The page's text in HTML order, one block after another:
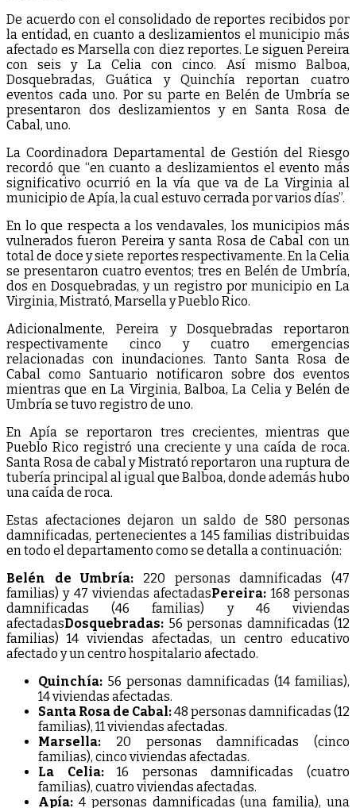
De acuerdo con el consolidado de reportes recibidos por
la entidad, en cuanto a deslizamientos el municipio más
afectado es Marsella con diez reportes. Le siguen Pereira
con seis y La Celia con cinco. Así mismo Balboa,
Dosquebradas, Guática y Quinchía reportan cuatro
eventos cada uno. Por su parte en Belén de Umbría se
presentaron dos deslizamientos y en Santa Rosa de
Cabal, uno.
La Coordinadora Departamental de Gestión del Riesgo
recordó que “en cuanto a deslizamientos el evento más
significativo ocurrió en la vía que va de La Virginia al
municipio de Apía, la cual estuvo cerrada por varios días”.
En lo que respecta a los vendavales, los municipios más
vulnerados fueron Pereira y santa Rosa de Cabal con un
total de doce y siete reportes respectivamente. En la Celia
se presentaron cuatro eventos; tres en Belén de Umbría,
dos en Dosquebradas, y un registro por municipio en La
Virginia, Mistrató, Marsella y Pueblo Rico.
Adicionalmente, Pereira y Dosquebradas reportaron
respectivamente cinco y cuatro emergencias
relacionadas con inundaciones. Tanto Santa Rosa de
Cabal como Santuario notificaron sobre dos eventos
mientras que en La Virginia, Balboa, La Celia y Belén de
Umbría se tuvo registro de uno.
En Apía se reportaron tres crecientes, mientras que
Pueblo Rico registró una creciente y una caída de roca.
Santa Rosa de cabal y Mistrató reportaron una ruptura de
tubería principal al igual que Balboa, donde además hubo
una caída de roca.
Estas afectaciones dejaron un saldo de 580 personas
damnificadas, pertenecientes a 145 familias distribuidas
en todo el departamento como se detalla a continuación:
Belén de Umbría: 220 personas damnificadas (47
familias) y 47 viviendas afectadasPereira: 168 personas
damnificadas (46 familias) y 46 viviendas
afectadasDosquebradas: 56 personas damnificadas (12
familias) 14 viviendas afectadas, un centro educativo
afectado y un centro hospitalario afectado.
Quinchía: 56 personas damnificadas (14 familias),
14 viviendas afectadas.
Santa Rosa de Cabal:48 personas damnificadas (12
familias), 11 viviendas afectadas.
Marsella: 20 personas damnificadas (cinco
familias), cinco viviendas afectadas.
La Celia:16 personas damnificadas (cuatro
familias), cuatro viviendas afectadas.
Apía: 4 personas damnificadas (una familia), una